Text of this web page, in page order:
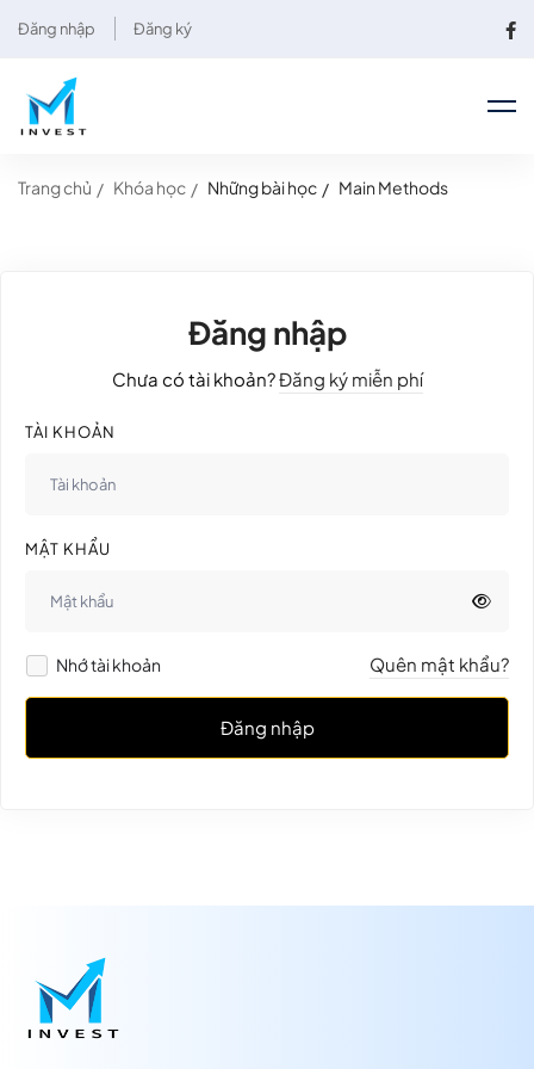
Đăng nhập Đăng ký
Trang chủ Khóa học Những bài học Main Methods
Đăng nhập
Chưa có tài khoản?Đăng ký miễn phí
TÀI KHOẢN
MẬT KHẨU
Nhớ tài khoản Quên mật khẩu?
Đăng nhập